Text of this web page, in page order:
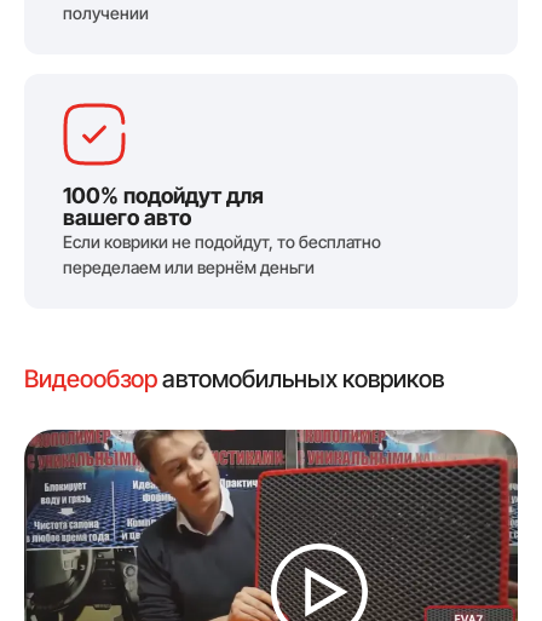
Видеообзоравтомобильных ковриков
получении
100% подойдут для
вашего авто
Если коврики не подойдут, то бесплатно
переделаем или вернём деньги